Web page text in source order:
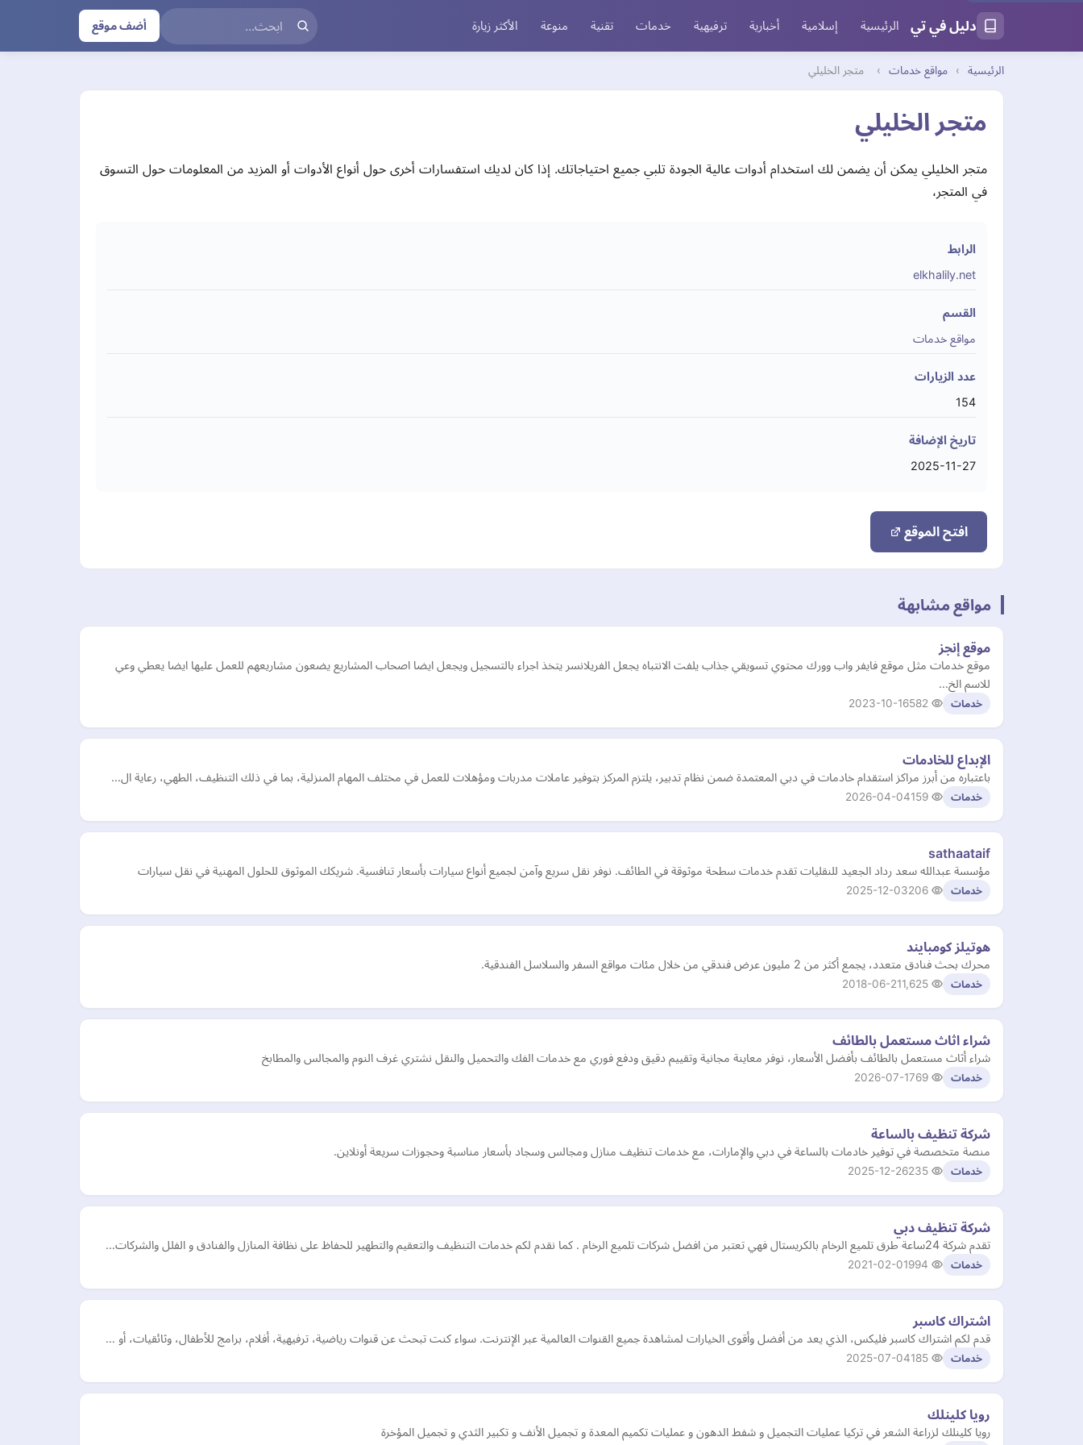
دليل في تي الرئيسية إسلامية أخبارية ترفيهية خدمات تقنية منوعة الأكثر زيارة أضف موقع
الرئيسية › مواقع خدمات › متجر الخليلي
متجر الخليلي
متجر الخليلي يمكن أن يضمن لك استخدام أدوات عالية الجودة تلبي جميع احتياجاتك. إذا كان لديك استفسارات أخرى حول أنواع الأدوات أو المزيد من المعلومات حول التسوق
في المتجر،
الرابط
elkhalily.net
القسم
مواقع خدمات
عدد الزيارات
154
تاريخ الإضافة
2025-11-27
افتح الموقع
مواقع مشابهة
موقع إنجز
موقع خدمات مثل موقع فايفر واب وورك محتوي تسويقي جذاب يلفت الانتباه يجعل الفريلانسر يتخذ اجراء بالتسجيل ويجعل ايضا اصحاب المشاريع يضعون مشاريعهم للعمل عليها ايضا يعطي وعي
للاسم الخ…
خدمات 2023-10-16
الإبداع للخادمات
باعتباره من أبرز مراكز استقدام خادمات في دبي المعتمدة ضمن نظام تدبير، يلتزم المركز بتوفير عاملات مدربات ومؤهلات للعمل في مختلف المهام المنزلية، بما في ذلك التنظيف، الطهي، رعاية ال…
خدمات 2026-04-04
sathaataif
مؤسسة عبدالله سعد رداد الجعيد للنقليات تقدم خدمات سطحة موثوقة في الطائف. نوفر نقل سريع وآمن لجميع أنواع سيارات بأسعار تنافسية. شريكك الموثوق للحلول المهنية في نقل سيارات
خدمات 2025-12-03
هوتيلز كومبايند
محرك بحث فنادق متعدد، يجمع أكثر من 2 مليون عرض فندقي من خلال مئات مواقع السفر والسلاسل الفندقية.
خدمات 2018-06-21
شراء اثاث مستعمل بالطائف
شراء أثاث مستعمل بالطائف بأفضل الأسعار، نوفر معاينة مجانية وتقييم دقيق ودفع فوري مع خدمات الفك والتحميل والنقل نشتري غرف النوم والمجالس والمطابخ
خدمات 2026-07-17
شركة تنظيف بالساعة
منصة متخصصة في توفير خادمات بالساعة في دبي والإمارات، مع خدمات تنظيف منازل ومجالس وسجاد بأسعار مناسبة وحجوزات سريعة أونلاين.
خدمات 2025-12-26
شركة تنظيف دبي
تقدم شركة 24ساعة طرق تلميع الرخام بالكريستال فهي تعتبر من افضل شركات تلميع الرخام . كما نقدم لكم خدمات التنظيف والتعقيم والتطهير للحفاظ على نظافة المنازل والفنادق و الفلل والشركات…
خدمات 2021-02-01
اشتراك كاسبر
قدم لكم اشتراك كاسبر فليكس، الذي يعد من أفضل وأقوى الخيارات لمشاهدة جميع القنوات العالمية عبر الإنترنت. سواء كنت تبحث عن قنوات رياضية، ترفيهية، أفلام، برامج للأطفال، وثائقيات، أو …
خدمات 2025-07-04
رويا كلينلك
رويا كلينلك لزراعة الشعر في تركيا عمليات التجميل و شفط الدهون و عمليات تكميم المعدة و تجميل الأنف و تكبير الثدي و تجميل المؤخرة